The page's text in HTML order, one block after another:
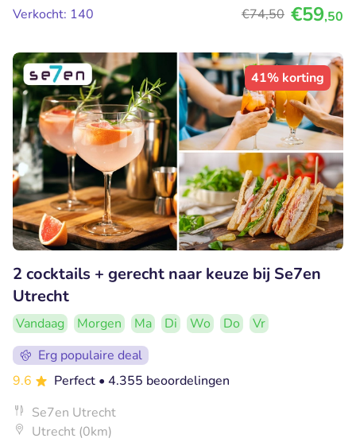
Verkocht: 140 €74,50 €59,50
41% korting
2 cocktails + gerecht naar keuze bij Se7en
Utrecht
Vandaag Morgen Ma Di Wo Do
Vr
Erg populaire deal
9.6
Perfect • 4.355 beoordelingen
Se7en Utrecht
Utrecht (0km)